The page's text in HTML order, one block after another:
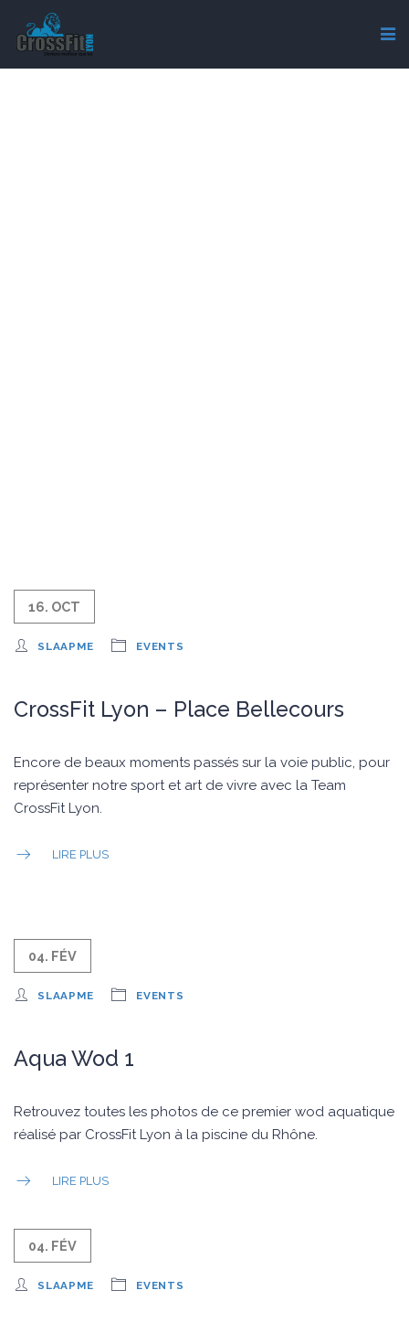
16. OCT
SLAAPME EVENTS
CrossFit Lyon – Place Bellecours
Encore de beaux moments passés sur la voie public, pour
représenter notre sport et art de vivre avec la Team
CrossFit Lyon.
LIRE PLUS
04. FÉV
SLAAPME EVENTS
Aqua Wod 1
Retrouvez toutes les photos de ce premier wod aquatique
réalisé par CrossFit Lyon à la piscine du Rhône.
LIRE PLUS
04. FÉV
SLAAPME EVENTS